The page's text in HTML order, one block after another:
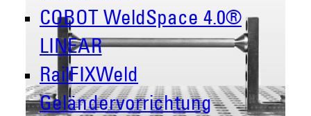
COBOT WeldSpace 4.0®
LINEAR
RailFIXWeld
Geländervorrichtung